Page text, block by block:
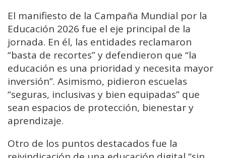
El manifiesto de la Campaña Mundial por la
Educación 2026 fue el eje principal de la
jornada. En él, las entidades reclamaron
“basta de recortes” y defendieron que “la
educación es una prioridad y necesita mayor
inversión”. Asimismo, pidieron escuelas
“seguras, inclusivas y bien equipadas” que
sean espacios de protección, bienestar y
aprendizaje.
Otro de los puntos destacados fue la